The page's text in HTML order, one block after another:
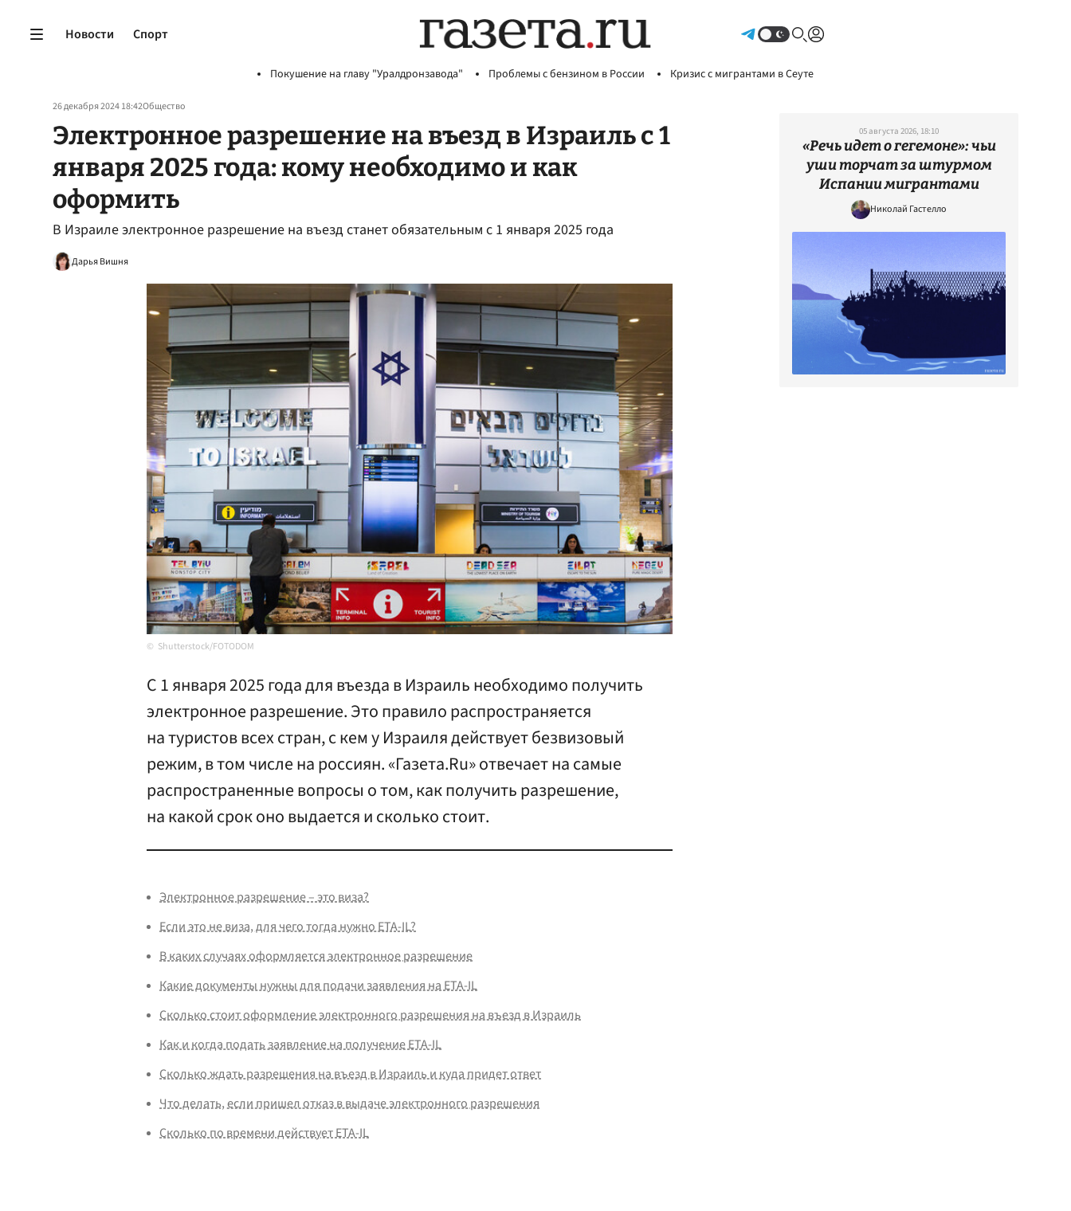
Новости Спорт
Покушение на главу "Уралдронзавода" Проблемы с бензином в России Кризис с мигрантами в Сеуте
26 декабря 2024 18:42Общество
Электронное разрешение на въезд в Израиль с 1
января 2025 года: кому необходимо и как
оформить
В Израиле электронное разрешение на въезд станет обязательным с 1 января 2025 года
Дарья Вишня
Shutterstock/FOTODOM
С 1 января 2025 года для въезда в Израиль необходимо получить
электронное разрешение. Это правило распространяется
на туристов всех стран, с кем у Израиля действует безвизовый
режим, в том числе на россиян. «Газета.Ru» отвечает на самые
распространенные вопросы о том, как получить разрешение,
на какой срок оно выдается и сколько стоит.
Электронное разрешение – это виза?
Если это не виза, для чего тогда нужно ETA-IL?
В каких случаях оформляется электронное разрешение
Какие документы нужны для подачи заявления на ETA-IL
Сколько стоит оформление электронного разрешения на въезд в Израиль
Как и когда подать заявление на получение ETA-IL
Сколько ждать разрешения на въезд в Израиль и куда придет ответ
Что делать, если пришел отказ в выдаче электронного разрешения
Сколько по времени действует ETA-IL
05 августа 2026, 18:10
«Речь идет о гегемоне»: чьи
уши торчат за штурмом
Испании мигрантами
Николай Гастелло